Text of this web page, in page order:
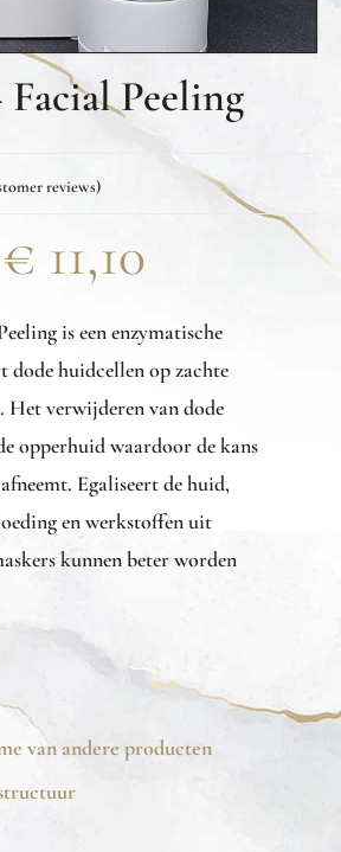
Facial Peeling
reviews)
€ 11,10
is een enzymatische
dode huidcellen op zachte
Het verwijderen van dode
opperhuid waardoor de kans
Egaliseert de huid,
en werkstoffen uit
kunnen beter worden
van andere producten